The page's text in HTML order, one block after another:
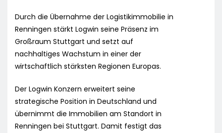
Durch die Übernahme der Logistikimmobilie in
Renningen stärkt Logwin seine Präsenz im
Großraum Stuttgart und setzt auf
nachhaltiges Wachstum in einer der
wirtschaftlich stärksten Regionen Europas.
Der Logwin Konzern erweitert seine
strategische Position in Deutschland und
übernimmt die Immobilien am Standort in
Renningen bei Stuttgart. Damit festigt das